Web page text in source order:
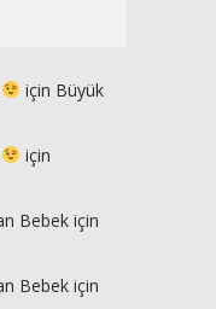
için Büyük
için
Bebek için
Bebek için